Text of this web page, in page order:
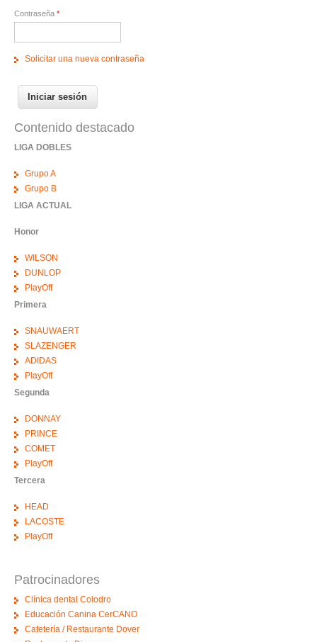
Contraseña *
Solicitar una nueva contraseña
Contenido destacado
LIGA DOBLES
Grupo A
Grupo B
LIGA ACTUAL
Honor
WILSON
DUNLOP
PlayOff
Primera
SNAUWAERT
SLAZENGER
ADIDAS
PlayOff
Segunda
DONNAY
PRINCE
COMET
PlayOff
Tercera
HEAD
LACOSTE
PlayOff
Patrocinadores
Clínica dental Colodro
Educación Canina CerCANO
Cafetería / Restaurante Dover